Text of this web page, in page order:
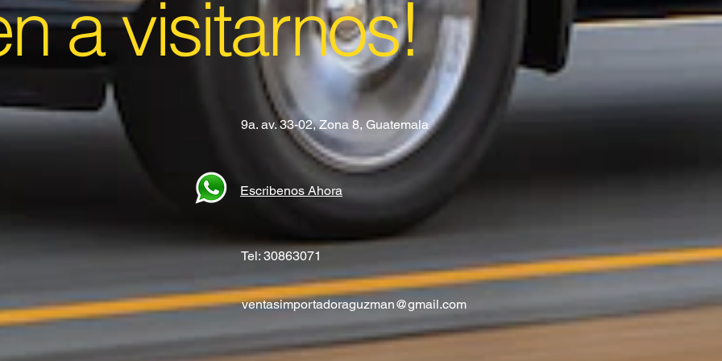
a visitarnos!
9a. av. 33-02, Zona 8, Guatemala
Escribenos Ahora
Tel: 30863071
ventasimportadoraguzman@gmail.com